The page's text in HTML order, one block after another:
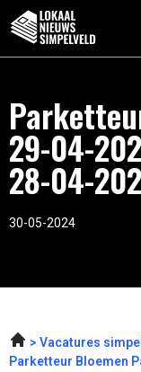
29-04-
28-04-
30-05-2024
Vacatures
Parketteur Bloemen